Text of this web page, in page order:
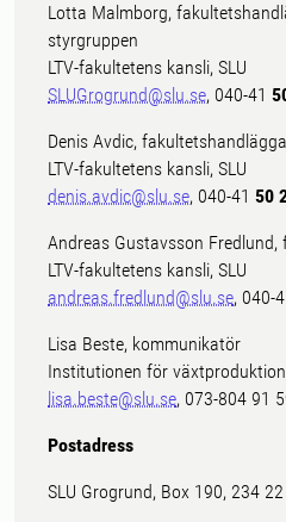
Lotta Malmborg,
styrgruppen
LTV-fakultetens kansli, SLU
SLUGrogrund@slu.se, 040-41
Denis Avdic,
LTV-fakultetens kansli, SLU
denis.avdic@slu.se, 040-41 50
Andreas Gustavsson Fredlund,
LTV-fakultetens kansli, SLU
andreas.fredlund@slu.se, 040-
Lisa Beste, kommunikatör
Institutionen för
lisa.beste@slu.se, 073-804 91
Postadress
SLU Grogrund, Box 190, 234